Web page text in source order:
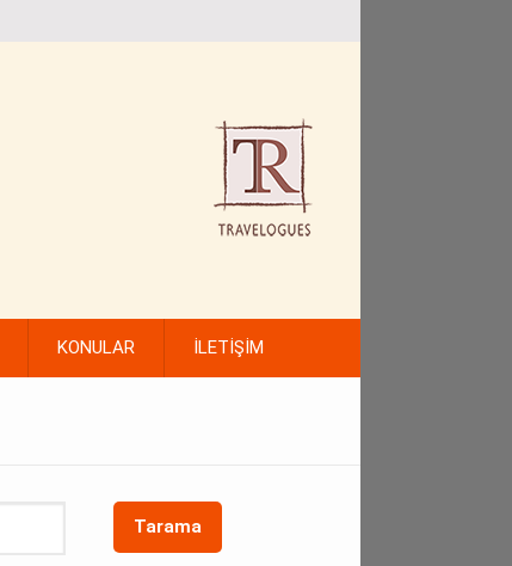
KONULAR İLETİŞİM
Tarama